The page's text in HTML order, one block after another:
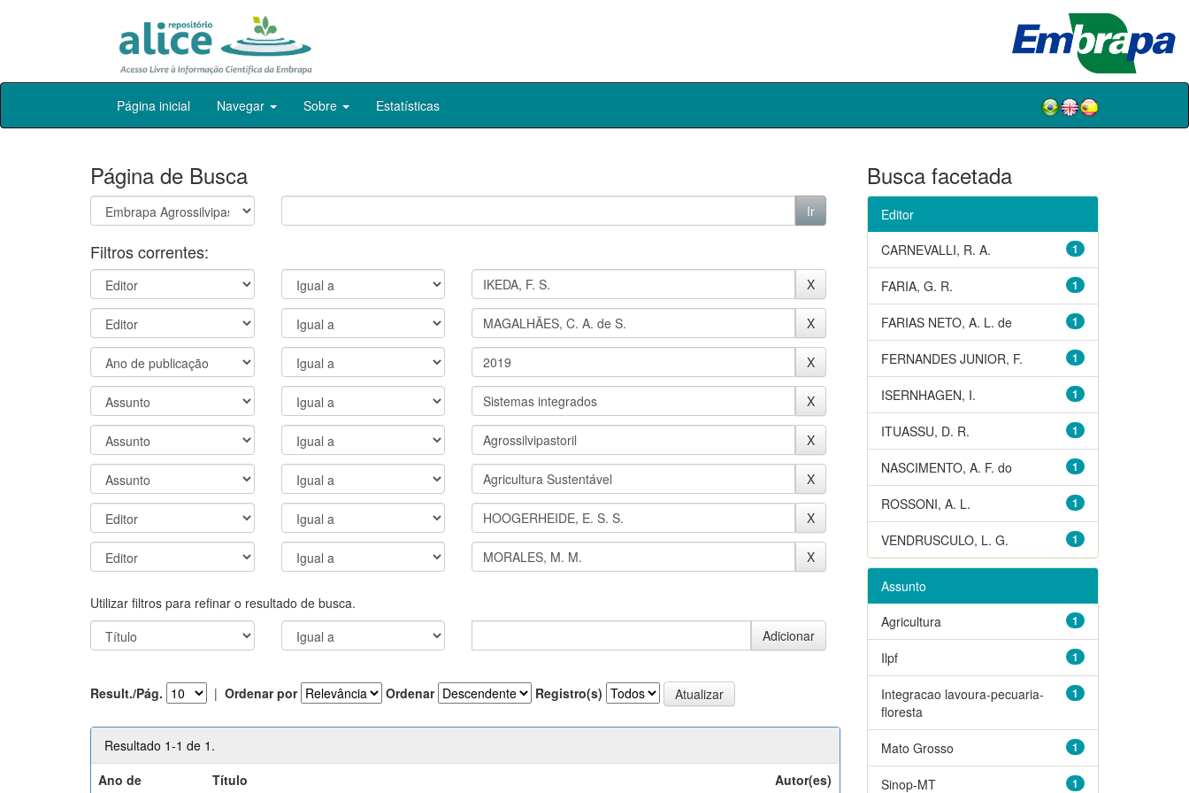
Skip
Página inicial Navegar Sobre Estatísticas
Página de Busca
Filtros correntes:
Utilizar filtros para refinar o resultado de busca.
Result./Pág. | Ordenar por Ordenar Registro(s)
Resultado 1-1 de 1.
Ano de
Título Autor(es)
Busca facetada
Editor
1
CARNEVALLI, R. A.
1
FARIA, G. R.
1
FARIAS NETO, A. L. de
1
FERNANDES JUNIOR, F.
1
ISERNHAGEN, I.
1
ITUASSU, D. R.
1
NASCIMENTO, A. F. do
1
ROSSONI, A. L.
1
VENDRUSCULO, L. G.
Assunto
1
Agricultura
1
Ilpf
1
Integracao lavoura-pecuaria-
floresta
1
Mato Grosso
1
Sinop-MT